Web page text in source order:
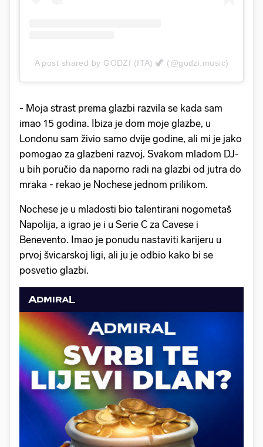
A post shared by GODZI (ITA) 🦖 (@godzi.music)
- Moja strast prema glazbi razvila se kada sam
imao 15 godina. Ibiza je dom moje glazbe, u
Londonu sam živio samo dvije godine, ali mi je jako
pomogao za glazbeni razvoj. Svakom mladom DJ-
u bih poručio da naporno radi na glazbi od jutra do
mraka - rekao je Nochese jednom prilikom.
Nochese je u mladosti bio talentirani nogometaš
Napolija, a igrao je i u Serie C za Cavese i
Benevento. Imao je ponudu nastaviti karijeru u
prvoj švicarskoj ligi, ali ju je odbio kako bi se
posvetio glazbi.